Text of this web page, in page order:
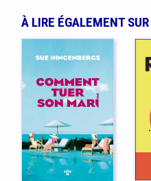
À LIRE ÉGALEMENT